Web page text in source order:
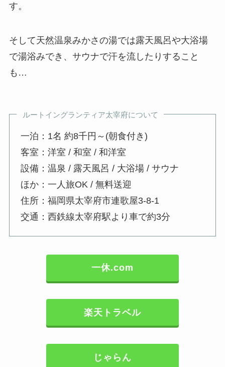
す。
そして天然温泉みかさの湯では露天風呂や大浴場
で湯浴みでき、サウナで汗を流したりすること
も…
ルートイングランティア太宰府について
一泊：1名 約8千円～(朝食付き)
客室：洋室 / 和室 / 和洋室
設備：温泉 / 露天風呂 / 大浴場 / サウナ
ほか：一人旅OK / 無料送迎
住所：福岡県太宰府市連歌屋3-8-1
交通：西鉄線太宰府駅より車で約3分
一休.com
楽天トラベル
じゃらん